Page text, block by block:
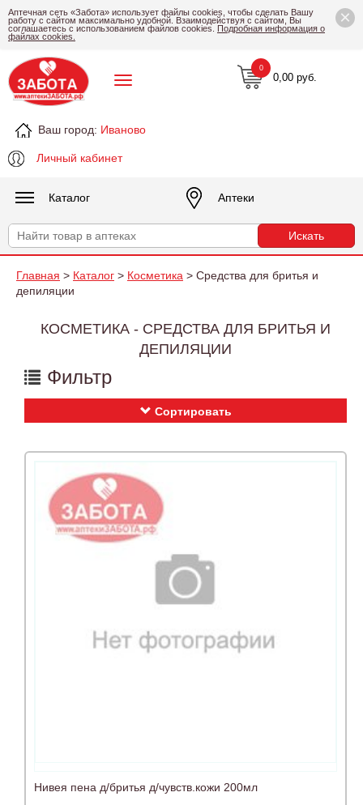
×
Аптечная сеть «Забота» использует файлы cookies, чтобы сделать Вашу
работу с сайтом максимально удобной. Взаимодействуя с сайтом, Вы
соглашаетесь с использованием файлов cookies. Подробная информация о
файлах cookies.
Ваш город: Иваново
Личный кабинет
0,00 руб.
0
Каталог Аптеки
Главная > Каталог > Косметика > Средства для бритья и
депиляции
КОСМЕТИКА - СРЕДСТВА ДЛЯ БРИТЬЯ И
ДЕПИЛЯЦИИ
Фильтр
Сортировать
Нивея пена д/бритья д/чувств.кожи 200мл